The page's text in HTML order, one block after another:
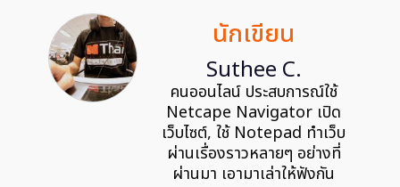
นักเขียน
Suthee C.
คนออนไลน์ ประสบการณ์ใช้
Netcape Navigator เปิด
เว็บไซต์, ใช้ Notepad ทำเว็บ
ผ่านเรื่องราวหลายๆ อย่างที่
ผ่านมา เอามาเล่าให้ฟังกัน